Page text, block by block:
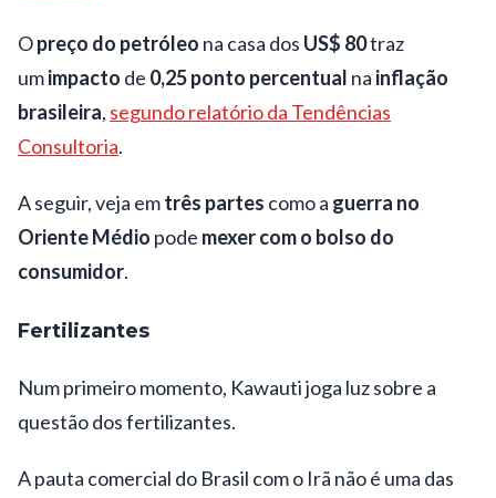
Opreço do petróleo na casa dos US$ 80traz
umimpacto de 0,25 ponto percentual na inflação
brasileira, segundo relatório da Tendências
Consultoria.
A seguir, veja emtrês partes como a guerra no
Oriente Médio pode mexer com o bolso do
consumidor.
Fertilizantes
Num primeiro momento, Kawauti joga luz sobre a
questão dos fertilizantes.
A pauta comercial do Brasil com o Irã não é uma das